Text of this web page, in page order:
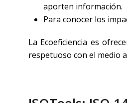
aporten información.
Para conocer los
La Ecoeficiencia es
respetuoso con el medio